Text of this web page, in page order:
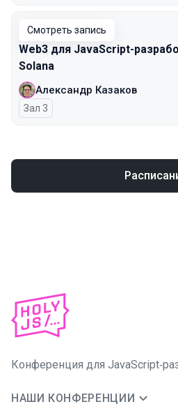
Смотреть запись
Web3 для JavaScript-
Solana
Александр Казаков
Зал 3
Конференция для
НАШИ КОНФЕРЕНЦИИ